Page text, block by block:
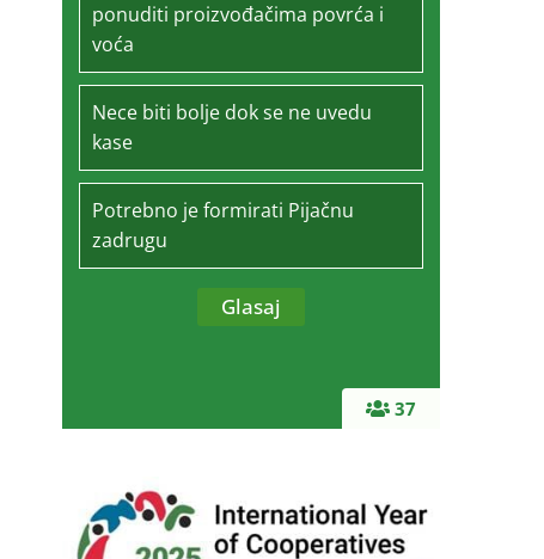
37
ponuditi proizvođačima povrća i
voća
Nece biti bolje dok se ne uvedu
kase
Potrebno je formirati Pijačnu
zadrugu